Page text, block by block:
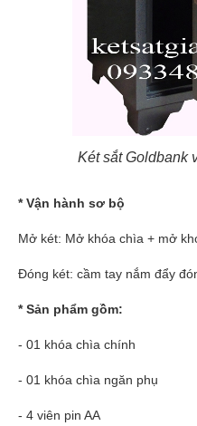
Két sắt Goldbank
* Vận hành sơ bộ
Mở két: Mở khóa chìa + mở
Đóng két: cầm tay nắm đẩy
* Sản phẩm gồm:
- 01 khóa chìa chính
- 01 khóa chìa ngăn phụ
- 4 viên pin AA